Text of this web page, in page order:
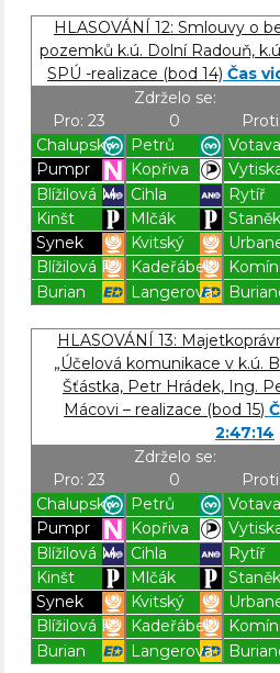
HLASOVÁNÍ 12: Smlouvy o
pozemků k.ú. Dolní Radouň,
SPÚ -realizace (bod 14) Čas
Pro: 23
Zdrželo se:
0
Chalupský
Petrů Votava
Pumpr
Kopřiva
Blížilová M. Cihla Rytíř
Kinšt
Mlčák Staněk
Synek
Kvitský
Blížilová P.
Kadeřábek
Burian
Langerová
HLASOVÁNÍ 13:
„Účelová komunikace v k.ú.
Šťástka, Petr Hrádek, Ing.
Mácovi – realizace (bod 15)
2:47:14
Pro: 23
Zdrželo se:
0
Chalupský
Petrů Votava
Pumpr
Kopřiva
Blížilová M. Cihla Rytíř
Kinšt
Mlčák Staněk
Synek
Kvitský
Blížilová P.
Kadeřábek
Burian
Langerová